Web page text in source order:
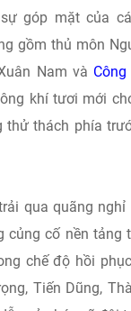
góp mặt của
gồm thủ môn
Nam và
khí tươi mới
thử thách phía
qua quãng nghỉ
củng cố nền tảng
chế độ hồi
Tiến Dũng,